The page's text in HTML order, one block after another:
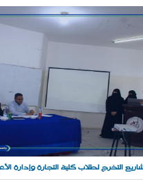
التخرج لطلاب كلية التجارة وإدارة